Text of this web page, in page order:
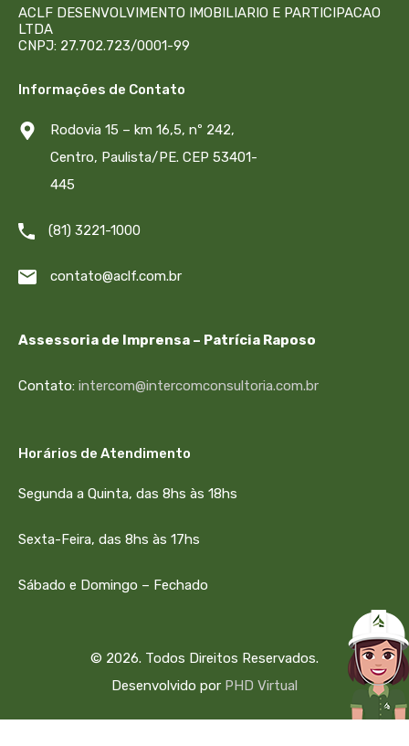
ACLF DESENVOLVIMENTO IMOBILIARIO E PARTICIPACAO
LTDA
CNPJ: 27.702.723/0001-99
Informações de Contato
Rodovia 15 – km 16,5, nº 242,
Centro, Paulista/PE. CEP 53401-
445
(81) 3221-1000
contato@aclf.com.br
Assessoria de Imprensa – Patrícia Raposo
Contato: intercom@intercomconsultoria.com.br
Horários de Atendimento
Segunda a Quinta, das 8hs às 18hs
Sexta-Feira, das 8hs às 17hs
Sábado e Domingo – Fechado
© 2026. Todos Direitos Reservados.
Desenvolvido por PHD Virtual